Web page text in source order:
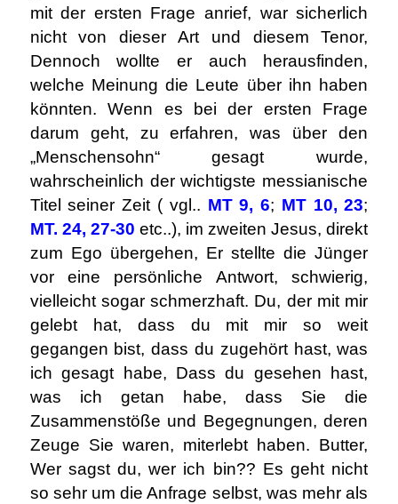
mit der ersten Frage anrief, war sicherlich
nicht von dieser Art und diesem Tenor,
Dennoch wollte er auch herausfinden,
welche Meinung die Leute über ihn haben
könnten. Wenn es bei der ersten Frage
darum geht, zu erfahren, was über den
„Menschensohn“ gesagt wurde,
wahrscheinlich der wichtigste messianische
Titel seiner Zeit ( vgl.. MT 9, 6; MT 10, 23;
MT. 24, 27-30 etc..), im zweiten Jesus, direkt
zum Ego übergehen, Er stellte die Jünger
vor eine persönliche Antwort, schwierig,
vielleicht sogar schmerzhaft. Du, der mit mir
gelebt hat, dass du mit mir so weit
gegangen bist, dass du zugehört hast, was
ich gesagt habe, Dass du gesehen hast,
was ich getan habe, dass Sie die
Zusammenstöße und Begegnungen, deren
Zeuge Sie waren, miterlebt haben. Butter,
Wer sagst du, wer ich bin?? Es geht nicht
so sehr um die Anfrage selbst, was mehr als